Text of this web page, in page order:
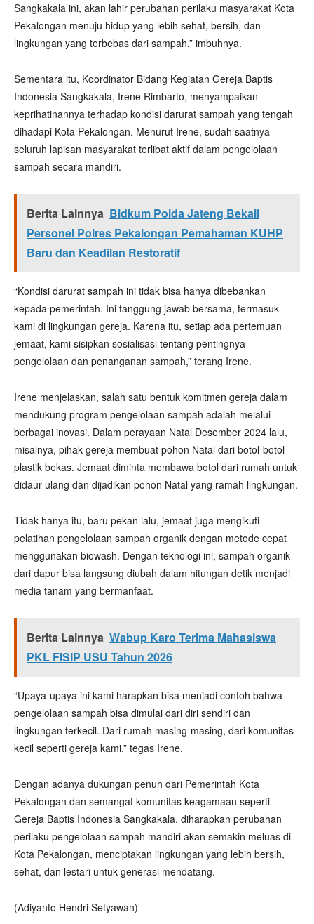
Sangkakala ini, akan lahir perubahan perilaku masyarakat Kota
Pekalongan menuju hidup yang lebih sehat, bersih, dan
lingkungan yang terbebas dari sampah,” imbuhnya.
Sementara itu, Koordinator Bidang Kegiatan Gereja Baptis
Indonesia Sangkakala, Irene Rimbarto, menyampaikan
keprihatinannya terhadap kondisi darurat sampah yang tengah
dihadapi Kota Pekalongan. Menurut Irene, sudah saatnya
seluruh lapisan masyarakat terlibat aktif dalam pengelolaan
sampah secara mandiri.
Berita Lainnya Bidkum Polda Jateng Bekali
Personel Polres Pekalongan Pemahaman KUHP
Baru dan Keadilan Restoratif
“Kondisi darurat sampah ini tidak bisa hanya dibebankan
kepada pemerintah. Ini tanggung jawab bersama, termasuk
kami di lingkungan gereja. Karena itu, setiap ada pertemuan
jemaat, kami sisipkan sosialisasi tentang pentingnya
pengelolaan dan penanganan sampah,” terang Irene.
Irene menjelaskan, salah satu bentuk komitmen gereja dalam
mendukung program pengelolaan sampah adalah melalui
berbagai inovasi. Dalam perayaan Natal Desember 2024 lalu,
misalnya, pihak gereja membuat pohon Natal dari botol-botol
plastik bekas. Jemaat diminta membawa botol dari rumah untuk
didaur ulang dan dijadikan pohon Natal yang ramah lingkungan.
Tidak hanya itu, baru pekan lalu, jemaat juga mengikuti
pelatihan pengelolaan sampah organik dengan metode cepat
menggunakan biowash. Dengan teknologi ini, sampah organik
dari dapur bisa langsung diubah dalam hitungan detik menjadi
media tanam yang bermanfaat.
Berita Lainnya Wabup Karo Terima Mahasiswa
PKL FISIP USU Tahun 2026
“Upaya-upaya ini kami harapkan bisa menjadi contoh bahwa
pengelolaan sampah bisa dimulai dari diri sendiri dan
lingkungan terkecil. Dari rumah masing-masing, dari komunitas
kecil seperti gereja kami,” tegas Irene.
Dengan adanya dukungan penuh dari Pemerintah Kota
Pekalongan dan semangat komunitas keagamaan seperti
Gereja Baptis Indonesia Sangkakala, diharapkan perubahan
perilaku pengelolaan sampah mandiri akan semakin meluas di
Kota Pekalongan, menciptakan lingkungan yang lebih bersih,
sehat, dan lestari untuk generasi mendatang.
(Adiyanto Hendri Setyawan)